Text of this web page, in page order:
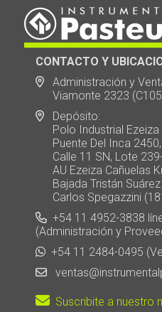
CONTACTO Y
Administración y
Viamonte 2323
Depósito:
Polo Industrial Ezeiza
Puente Del Inca 2450,
Calle 11 SN, Lote
AU Ezeiza Cañuelas
Bajada Tristán Suárez
Carlos Spegazzini
+54 11 4952-3838
(Administración y
+54 11 2484-0495
Suscribite a nuestro